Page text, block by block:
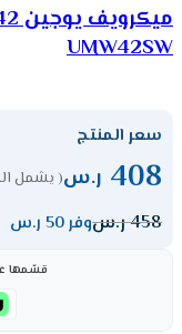
UMW42SW
سعر المنتج
408 ر.س( يشمل
458ر.سوفر 50 ر.س
قسّمها